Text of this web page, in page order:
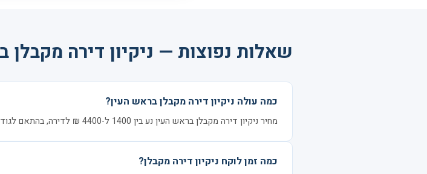
שאלות נפוצות — ניקיון דירה מקבלן
כמה עולה ניקיון דירה מקבלן בראש העין?
מחיר ניקיון דירה מקבלן בראש העין נע בין 1400 ל-4400 ₪ לדירה, בהתאם לגודל הנכס ומצבו.
כמה זמן לוקח ניקיון דירה מקבלן?